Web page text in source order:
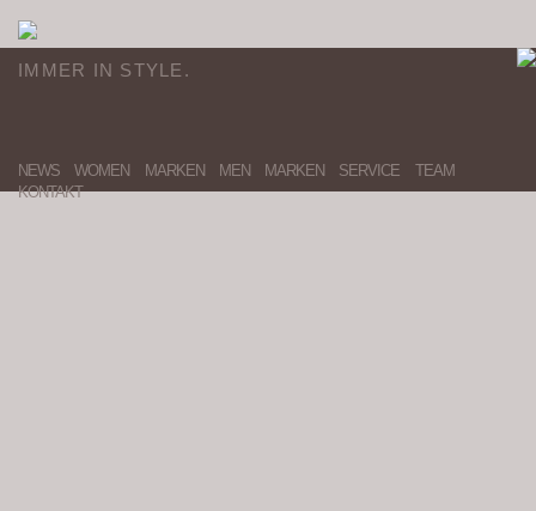
IMMER IN STYLE.
NEWS WOMEN MARKEN MEN MARKEN SERVICE
TEAM
KONTAKT